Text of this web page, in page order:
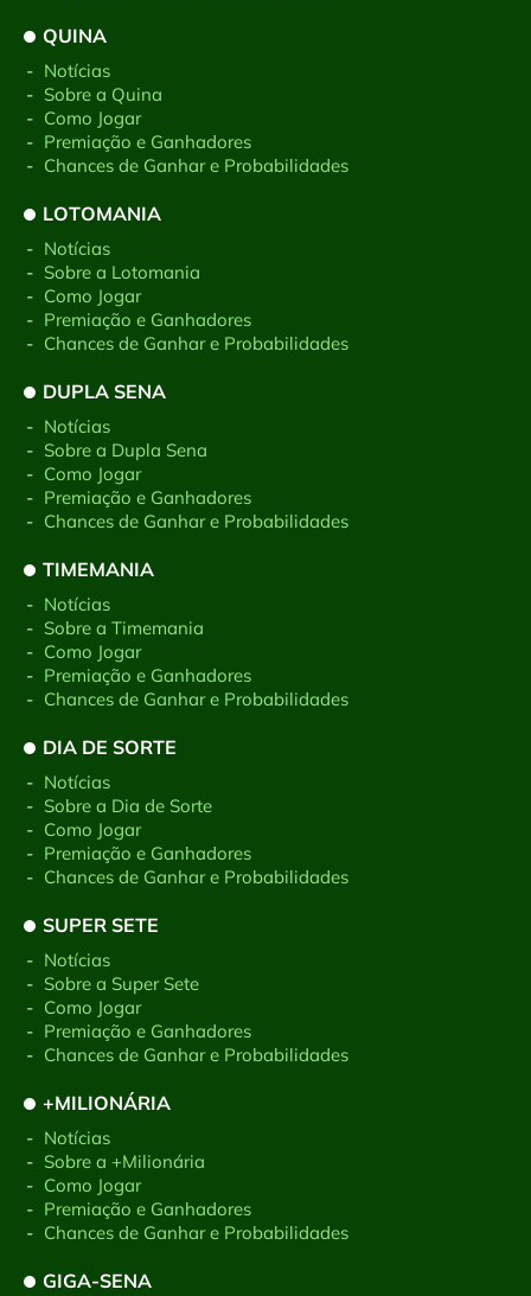
QUINA
- Notícias
- Sobre a Quina
- Como Jogar
- Premiação e Ganhadores
- Chances de Ganhar e Probabilidades
LOTOMANIA
- Notícias
- Sobre a Lotomania
- Como Jogar
- Premiação e Ganhadores
- Chances de Ganhar e Probabilidades
DUPLA SENA
- Notícias
- Sobre a Dupla Sena
- Como Jogar
- Premiação e Ganhadores
- Chances de Ganhar e Probabilidades
TIMEMANIA
- Notícias
- Sobre a Timemania
- Como Jogar
- Premiação e Ganhadores
- Chances de Ganhar e Probabilidades
DIA DE SORTE
- Notícias
- Sobre a Dia de Sorte
- Como Jogar
- Premiação e Ganhadores
- Chances de Ganhar e Probabilidades
SUPER SETE
- Notícias
- Sobre a Super Sete
- Como Jogar
- Premiação e Ganhadores
- Chances de Ganhar e Probabilidades
+MILIONÁRIA
- Notícias
- Sobre a +Milionária
- Como Jogar
- Premiação e Ganhadores
- Chances de Ganhar e Probabilidades
GIGA-SENA